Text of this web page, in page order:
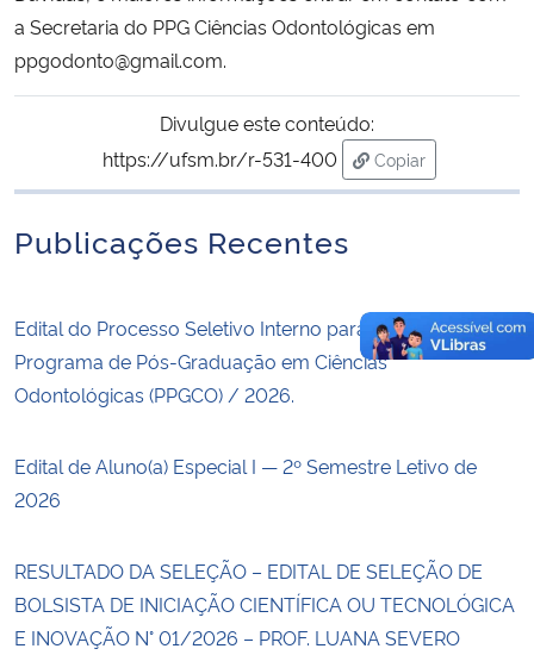
a Secretaria do PPG Ciências Odontológicas em
ppgodonto@gmail.com.
Divulgue este conteúdo:
https://ufsm.br/r-531-400
Copiar
para área de
Publicações Recentes
Edital do Processo Seletivo Interno para Bolsistas do
Programa de Pós-Graduação em Ciências
Odontológicas (PPGCO) / 2026.
Edital de Aluno(a) Especial I — 2º Semestre Letivo de
2026
RESULTADO DA SELEÇÃO – EDITAL DE SELEÇÃO DE
BOLSISTA DE INICIAÇÃO CIENTÍFICA OU TECNOLÓGICA
E INOVAÇÃO N° 01/2026 – PROF. LUANA SEVERO